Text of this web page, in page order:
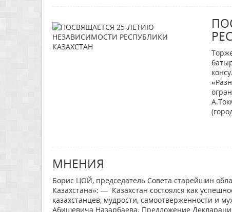
МНЕНИЯ
Борис ЦОЙ, председатель Совета старейшин
Казахстана»: — Казахстан состоялся как
казахстанцев, мудрости, самоотверженности и
Абишевича Назарбаева. Предложение